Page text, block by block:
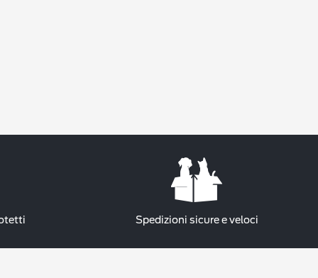
Spedizioni sicure e veloci